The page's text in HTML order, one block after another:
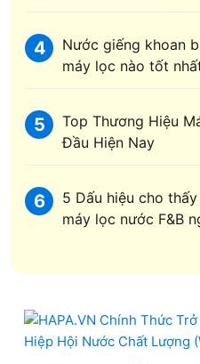
4
Nước giếng khoan
máy lọc nào tốt
5
Top Thương Hiệu
Đầu Hiện Nay
6
5 Dấu hiệu cho
máy lọc nước F&B